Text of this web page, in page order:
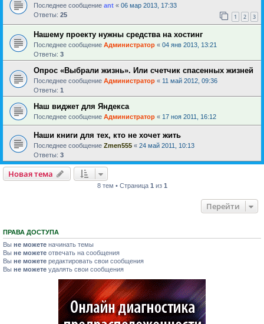
Последнее сообщение ant « 06 мар 2013, 17:33
Ответы: 25 1 2 3
Нашему проекту нужны средства на хостинг
Последнее сообщение Администратор « 04 янв 2013, 13:21
Ответы: 3
Опрос «Выбрали жизнь». Или счетчик спасенных жизней
Последнее сообщение Администратор « 11 май 2012, 09:36
Ответы: 1
Наш виджет для Яндекса
Последнее сообщение Администратор « 17 ноя 2011, 16:12
Наши книги для тех, кто не хочет жить
Последнее сообщение Zmen555 « 24 май 2011, 10:13
Ответы: 3
Новая тема
8 тем • Страница 1 из 1
Перейти
ПРАВА ДОСТУПА
Вы не можете начинать темы
Вы не можете отвечать на сообщения
Вы не можете редактировать свои сообщения
Вы не можете удалять свои сообщения